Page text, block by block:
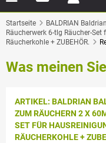
Startseite
BALDRIAN
Räucherwerk 6-tlg Räucher-
Räucherkohle + ZUBEHÖR.
Was meinen
ARTIKEL: BALDRIAN
UM RÄUCHERN 2 X
ET FÜR
ÄUCHERKOHLE +